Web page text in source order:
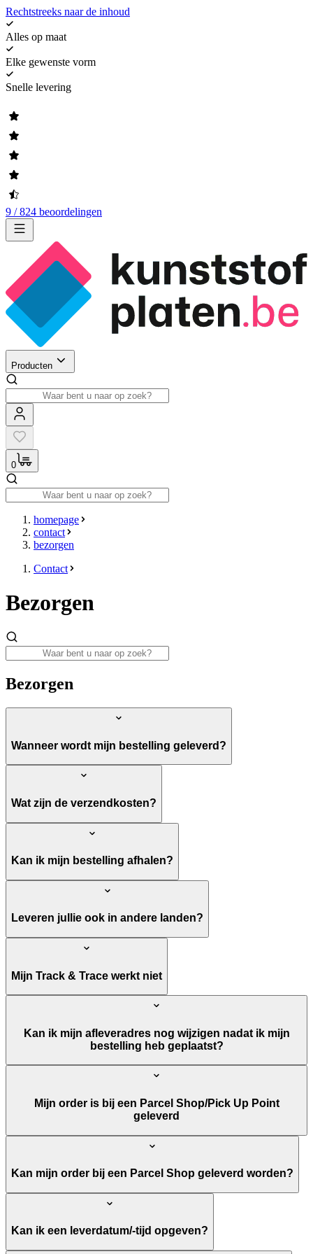
Rechtstreeks naar de inhoud
Alles op maat
Elke gewenste vorm
Snelle levering
9 / 824 beoordelingen
Producten
0
homepage
contact
bezorgen
Contact
Bezorgen
Bezorgen
Wanneer wordt mijn bestelling geleverd?
Wat zijn de verzendkosten?
Kan ik mijn bestelling afhalen?
Leveren jullie ook in andere landen?
Mijn Track & Trace werkt niet
Kan ik mijn afleveradres nog wijzigen nadat ik mijn
bestelling heb geplaatst?
Mijn order is bij een Parcel Shop/Pick Up Point
geleverd
Kan mijn order bij een Parcel Shop geleverd worden?
Kan ik een leverdatum/-tijd opgeven?